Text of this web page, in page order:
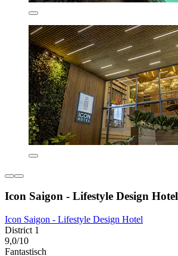
Icon Saigon - Lifestyle Design Hotel
Icon Saigon - Lifestyle Design Hotel
District 1
9,0/10
Fantastisch